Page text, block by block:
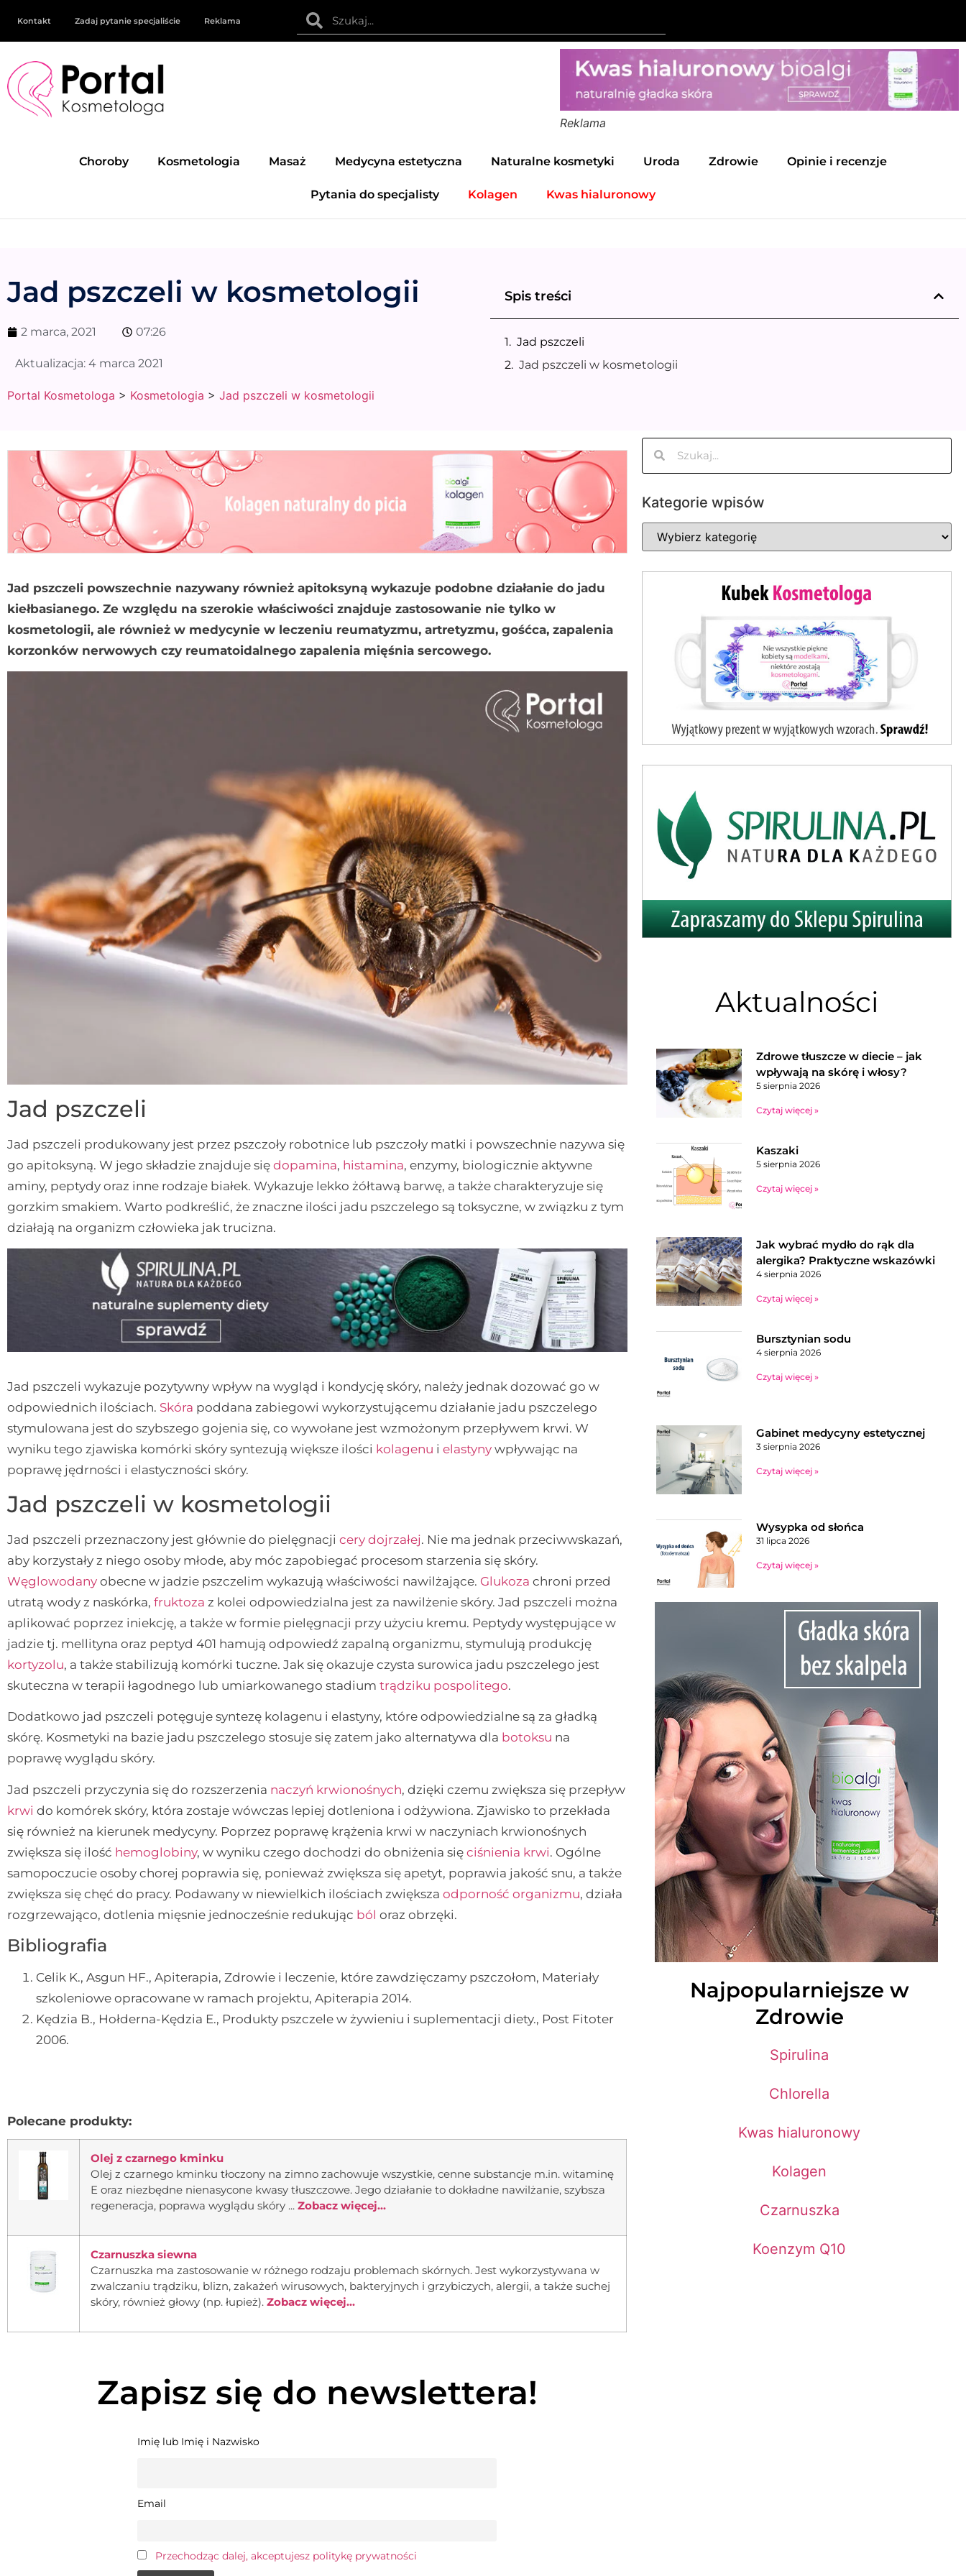
Kontakt Zadaj pytanie specjaliście Reklama
Reklama
Choroby Kosmetologia Masaż Medycyna estetyczna Naturalne kosmetyki Uroda Zdrowie Opinie i recenzje
Pytania do specjalisty Kolagen Kwas hialuronowy
Jad pszczeli w kosmetologii
2 marca, 2021 07:26
Aktualizacja: 4 marca 2021
Portal Kosmetologa > Kosmetologia > Jad pszczeli w kosmetologii
Spis treści
Jad pszczeli
Jad pszczeli w kosmetologii
Jad pszczeli powszechnie nazywany również apitoksyną wykazuje podobne działanie do jadu
kiełbasianego. Ze względu na szerokie właściwości znajduje zastosowanie nie tylko w
kosmetologii, ale również w medycynie w leczeniu reumatyzmu, artretyzmu, gośćca, zapalenia
korzonków nerwowych czy reumatoidalnego zapalenia mięśnia sercowego.
Jad pszczeli
Jad pszczeli produkowany jest przez pszczoły robotnice lub pszczoły matki i powszechnie nazywa się
go apitoksyną. W jego składzie znajduje się dopamina, histamina, enzymy, biologicznie aktywne
aminy, peptydy oraz inne rodzaje białek. Wykazuje lekko żółtawą barwę, a także charakteryzuje się
gorzkim smakiem. Warto podkreślić, że znaczne ilości jadu pszczelego są toksyczne, w związku z tym
działają na organizm człowieka jak trucizna.
Jad pszczeli wykazuje pozytywny wpływ na wygląd i kondycję skóry, należy jednak dozować go w
odpowiednich ilościach. Skóra poddana zabiegowi wykorzystującemu działanie jadu pszczelego
stymulowana jest do szybszego gojenia się, co wywołane jest wzmożonym przepływem krwi. W
wyniku tego zjawiska komórki skóry syntezują większe ilości kolagenu i elastyny wpływając na
poprawę jędrności i elastyczności skóry.
Jad pszczeli w kosmetologii
Jad pszczeli przeznaczony jest głównie do pielęgnacji cery dojrzałej. Nie ma jednak przeciwwskazań,
aby korzystały z niego osoby młode, aby móc zapobiegać procesom starzenia się skóry.
Węglowodany obecne w jadzie pszczelim wykazują właściwości nawilżające. Glukoza chroni przed
utratą wody z naskórka, fruktoza z kolei odpowiedzialna jest za nawilżenie skóry. Jad pszczeli można
aplikować poprzez iniekcję, a także w formie pielęgnacji przy użyciu kremu. Peptydy występujące w
jadzie tj. mellityna oraz peptyd 401 hamują odpowiedź zapalną organizmu, stymulują produkcję
kortyzolu, a także stabilizują komórki tuczne. Jak się okazuje czysta surowica jadu pszczelego jest
skuteczna w terapii łagodnego lub umiarkowanego stadium trądziku pospolitego.
Dodatkowo jad pszczeli potęguje syntezę kolagenu i elastyny, które odpowiedzialne są za gładką
skórę. Kosmetyki na bazie jadu pszczelego stosuje się zatem jako alternatywa dla botoksu na
poprawę wyglądu skóry.
Jad pszczeli przyczynia się do rozszerzenia naczyń krwionośnych, dzięki czemu zwiększa się przepływ
krwi do komórek skóry, która zostaje wówczas lepiej dotleniona i odżywiona. Zjawisko to przekłada
się również na kierunek medycyny. Poprzez poprawę krążenia krwi w naczyniach krwionośnych
zwiększa się ilość hemoglobiny, w wyniku czego dochodzi do obniżenia się ciśnienia krwi. Ogólne
samopoczucie osoby chorej poprawia się, ponieważ zwiększa się apetyt, poprawia jakość snu, a także
zwiększa się chęć do pracy. Podawany w niewielkich ilościach zwiększa odporność organizmu, działa
rozgrzewająco, dotlenia mięsnie jednocześnie redukując ból oraz obrzęki.
Bibliografia
Celik K., Asgun HF., Apiterapia, Zdrowie i leczenie, które zawdzięczamy pszczołom, Materiały
szkoleniowe opracowane w ramach projektu, Apiterapia 2014.
Kędzia B., Hołderna-Kędzia E., Produkty pszczele w żywieniu i suplementacji diety., Post Fitoter
2006.
Polecane produkty:
Olej z czarnego kminku
Olej z czarnego kminku tłoczony na zimno zachowuje wszystkie, cenne substancje m.in. witaminę
E oraz niezbędne nienasycone kwasy tłuszczowe. Jego działanie to dokładne nawilżanie, szybsza
regeneracja, poprawa wyglądu skóry ... Zobacz więcej...
Czarnuszka siewna
Czarnuszka ma zastosowanie w różnego rodzaju problemach skórnych. Jest wykorzystywana w
zwalczaniu trądziku, blizn, zakażeń wirusowych, bakteryjnych i grzybiczych, alergii, a także suchej
skóry, również głowy (np. łupież). Zobacz więcej...
Zapisz się do newslettera!
Imię lub Imię i Nazwisko
Email
Przechodząc dalej, akceptujesz politykę prywatności
Kategorie wpisów
Aktualności
Zdrowe tłuszcze w diecie – jak
wpływają na skórę i włosy?
5 sierpnia 2026
Czytaj więcej »
Kaszaki
5 sierpnia 2026
Czytaj więcej »
Jak wybrać mydło do rąk dla
alergika? Praktyczne wskazówki
4 sierpnia 2026
Czytaj więcej »
Bursztynian sodu
4 sierpnia 2026
Czytaj więcej »
Gabinet medycyny estetycznej
3 sierpnia 2026
Czytaj więcej »
Wysypka od słońca
31 lipca 2026
Czytaj więcej »
Najpopularniejsze w
Zdrowie
Spirulina
Chlorella
Kwas hialuronowy
Kolagen
Czarnuszka
Koenzym Q10